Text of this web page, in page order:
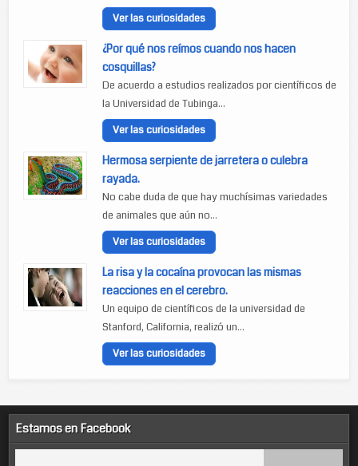
Ver las curiosidades
¿Por qué nos reímos cuando nos hacen
cosquillas?
De acuerdo a estudios realizados por científicos de
la Universidad de Tubinga...
Ver las curiosidades
Hermosa serpiente de jarretera o culebra
rayada.
No cabe duda de que hay muchísimas variedades
de animales que aún no...
Ver las curiosidades
La risa y la cocaína provocan las mismas
reacciones en el cerebro.
Un equipo de científicos de la universidad de
Stanford, California, realizó un...
Ver las curiosidades
Estamos en Facebook